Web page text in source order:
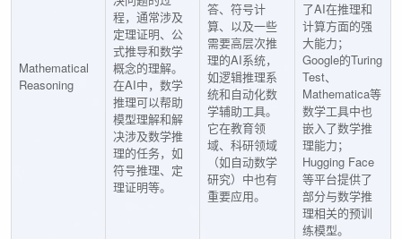
Mathematical
Reasoning
程，通常涉及
定理证明、公
式推导和数学
概念的理解。
在AI中，数学
推理可以帮助
模型理解和解
决涉及数学推
理的任务，如
符号推理、定
理证明等。
答、符号计
算、以及一些
需要高层次推
理的AI系统，
如逻辑推理系
统和自动化数
学辅助工具。
它在教育领
域、科研领域
（如自动数学
研究）中也有
重要应用。
了AI在推理和
计算方面的强
大能力；
Google的Turing
Test、
Mathematica等
数学工具中也
嵌入了数学推
理能力；
Hugging Face
等平台提供了
部分与数学推
理相关的预训
练模型。